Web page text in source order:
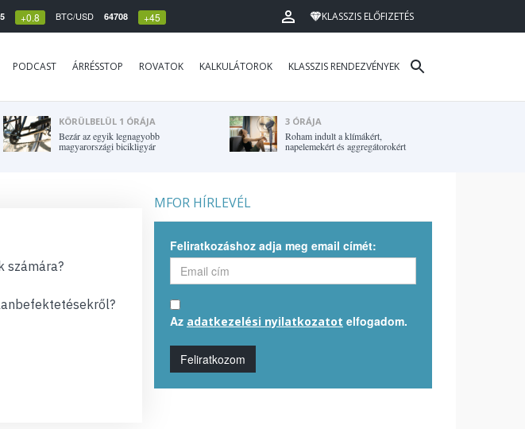
+0.8 BTC/USD 64708 +45 KLASSZIS ELŐFIZETÉS
PODCAST ÁRRÉSSTOP ROVATOK KALKULÁTOROK KLASSZIS RENDEZVÉNYEK
KÖRÜLBELÜL 1 ÓRÁJA
Bezár az egyik legnagyobb
magyarországi bicikligyár
3 ÓRÁJA
Roham indult a klímákért,
napelemekért és aggregátorokért
számára?
MFOR HÍRLEVÉL
Feliratkozáshoz adja meg email címét:
Az adatkezelési nyilatkozatot elfogadom.
Feliratkozom